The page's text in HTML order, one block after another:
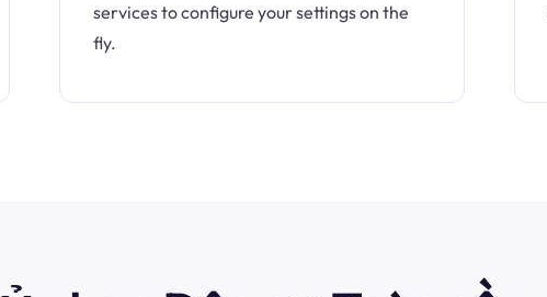
services to configure your settings on the
fly.